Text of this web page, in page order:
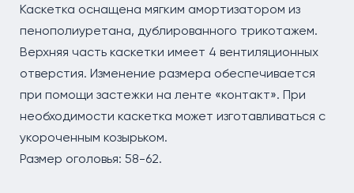
Каскетка оснащена мягким амортизатором из
пенополиуретана, дублированного трикотажем.
Верхняя часть каскетки имеет 4 вентиляционных
отверстия. Изменение размера обеспечивается
при помощи застежки на ленте «контакт». При
необходимости каскетка может изготавливаться с
укороченным козырьком.
Размер оголовья: 58-62.